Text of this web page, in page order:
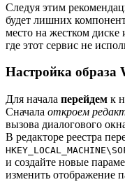
Следуя этим
будет лишних
место на жестком диске
где этот сервис не
Настройка образа
Для начала перейдем к
Сначала откроем
вызова диалогового
В редакторе реестра
и создайте новые
изменить отображение